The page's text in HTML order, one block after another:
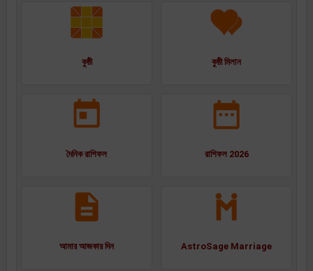
কুষ্ঠী কুষ্ঠী মিলান
দৈনিক রাশিফল রাশিফল 2026
আমার আজকার দিন AstroSage Marriage